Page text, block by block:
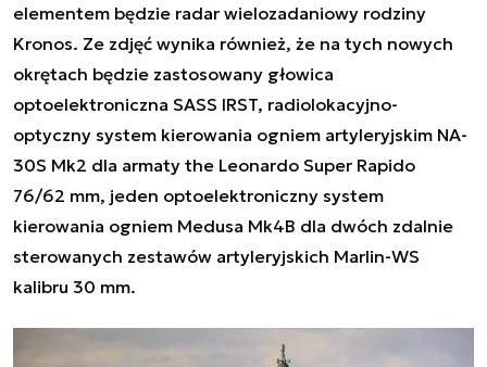
elementem będzie radar wielozadaniowy rodziny
Kronos. Ze zdjęć wynika również, że na tych nowych
okrętach będzie zastosowany głowica
optoelektroniczna SASS IRST, radiolokacyjno-
optyczny system kierowania ogniem artyleryjskim NA-
30S Mk2 dla armaty the Leonardo Super Rapido
76/62 mm, jeden optoelektroniczny system
kierowania ogniem Medusa Mk4B dla dwóch zdalnie
sterowanych zestawów artyleryjskich Marlin-WS
kalibru 30 mm.